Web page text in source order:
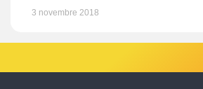
3 novembre 2018